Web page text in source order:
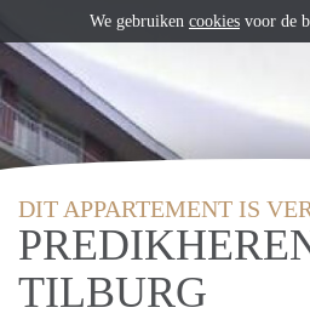
DIT APPARTEMENT IS
TILBURG
We gebruiken cookies voor de